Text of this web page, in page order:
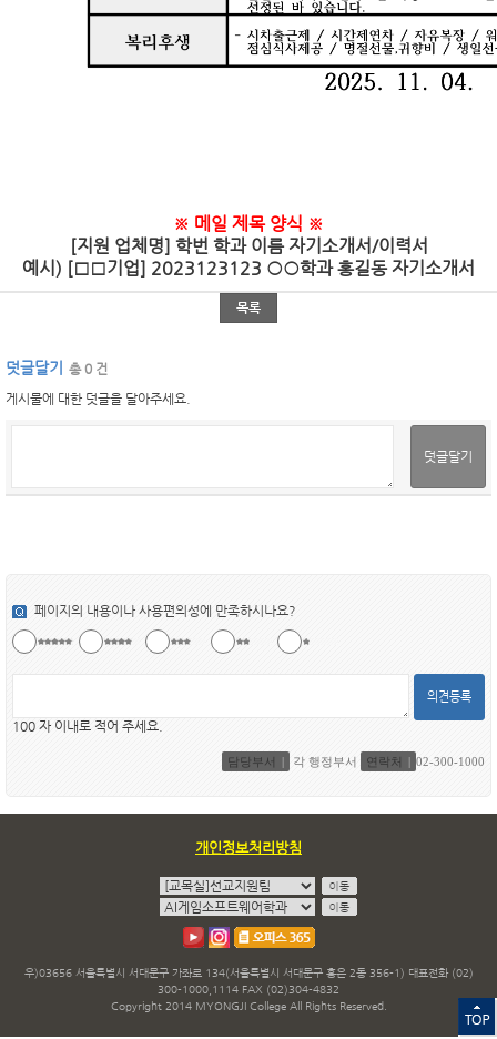
※ 메일 제목 양식 ※
[지원 업체명] 학번 학과 이름 자기소개서/이력서
예시) [□□기업] 2023123123 ○○학과 홍길동 자기소개서
목록
덧글달기
총 0 건
게시물에 대한 덧글을 달아주세요.
덧글달기
페이지의 내용이나 사용편의성에 만족하시나요?
의견등록
100 자 이내로 적어 주세요.
담당부서 각 행정부서 연락처 02-300-1000
개인정보처리방침
우)03656 서울특별시 서대문구 가좌로 134(서울특별시 서대문구 홍은 2동 356-1) 대표전화 (02)
300-1000,1114 FAX (02)304-4832
Copyright 2014 MYONGJI College All Rights Reserved.